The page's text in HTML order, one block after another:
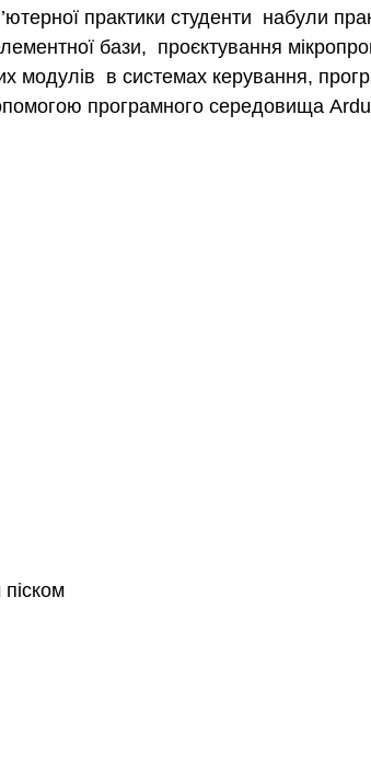
практики студенти  набули
бази,  проєктування
модулів  в системах керування,
програмного середовища